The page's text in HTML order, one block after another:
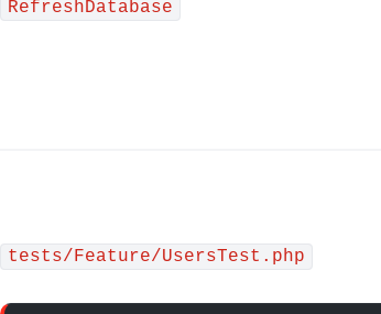
RefreshDatabase
tests/Feature/UsersTest.php